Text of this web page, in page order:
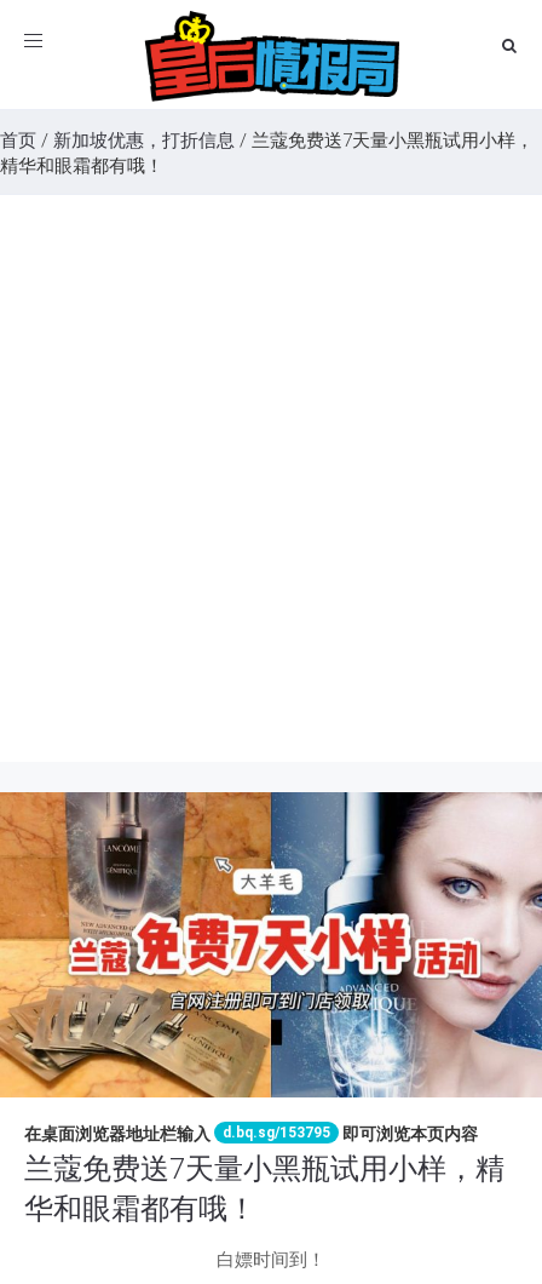
Toggle
首页 / 新加坡优惠，打折信息 / 兰蔻免费送7天量小黑瓶试用小样，
精华和眼霜都有哦！
在桌面浏览器地址栏输入 d.bq.sg/153795 即可浏览本页内容
兰蔻免费送7天量小黑瓶试用小样，精
华和眼霜都有哦！
白嫖时间到！